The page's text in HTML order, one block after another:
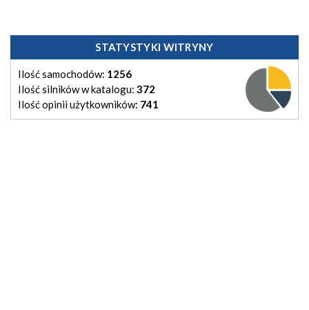
STATYSTYKI WITRYNY
Ilość samochodów: 1256
Ilość silników w katalogu: 372
Ilość opinii użytkowników: 741